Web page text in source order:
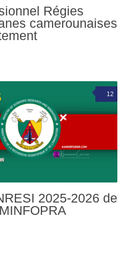
Régies
camerounaises
12
2025-2026 de